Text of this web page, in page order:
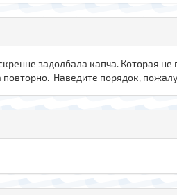
задолбала капча. Которая
повторно. Наведите порядок,